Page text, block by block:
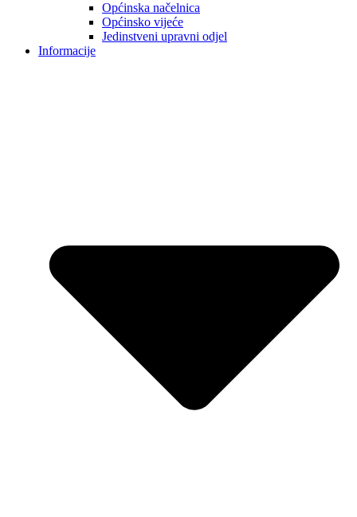
Općinska načelnica
Općinsko vijeće
Jedinstveni upravni odjel
Informacije